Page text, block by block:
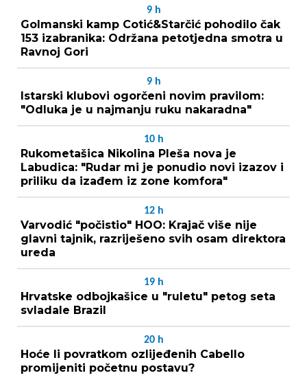
9 h
Golmanski kamp Cotić&Starčić pohodilo čak
153 izabranika: Održana petotjedna smotra u
Ravnoj Gori
9 h
Istarski klubovi ogorčeni novim pravilom:
"Odluka je u najmanju ruku nakaradna"
10 h
Rukometašica Nikolina Pleša nova je
Labudica: "Rudar mi je ponudio novi izazov i
priliku da izađem iz zone komfora"
12 h
Varvodić "počistio" HOO: Krajač više nije
glavni tajnik, razriješeno svih osam direktora
ureda
19 h
Hrvatske odbojkašice u "ruletu" petog seta
svladale Brazil
20 h
Hoće li povratkom ozlijeđenih Cabello
promijeniti početnu postavu?